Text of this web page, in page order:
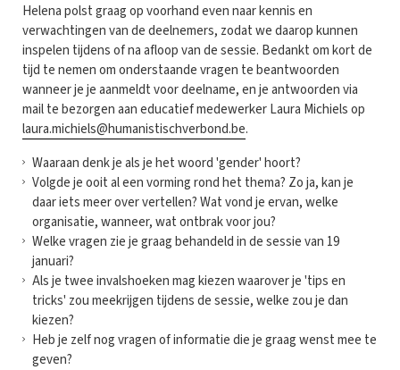
Helena polst graag op voorhand even naar kennis en
verwachtingen van de deelnemers, zodat we daarop kunnen
inspelen tijdens of na afloop van de sessie. Bedankt om kort de
tijd te nemen om onderstaande vragen te beantwoorden
wanneer je je aanmeldt voor deelname, en je antwoorden via
mail te bezorgen aan educatief medewerker Laura Michiels op
laura.michiels@humanistischverbond.be.
Waaraan denk je als je het woord 'gender' hoort?
Volgde je ooit al een vorming rond het thema? Zo ja, kan je
daar iets meer over vertellen? Wat vond je ervan, welke
organisatie, wanneer, wat ontbrak voor jou?
Welke vragen zie je graag behandeld in de sessie van 19
januari?
Als je twee invalshoeken mag kiezen waarover je 'tips en
tricks' zou meekrijgen tijdens de sessie, welke zou je dan
kiezen?
Heb je zelf nog vragen of informatie die je graag wenst mee te
geven?